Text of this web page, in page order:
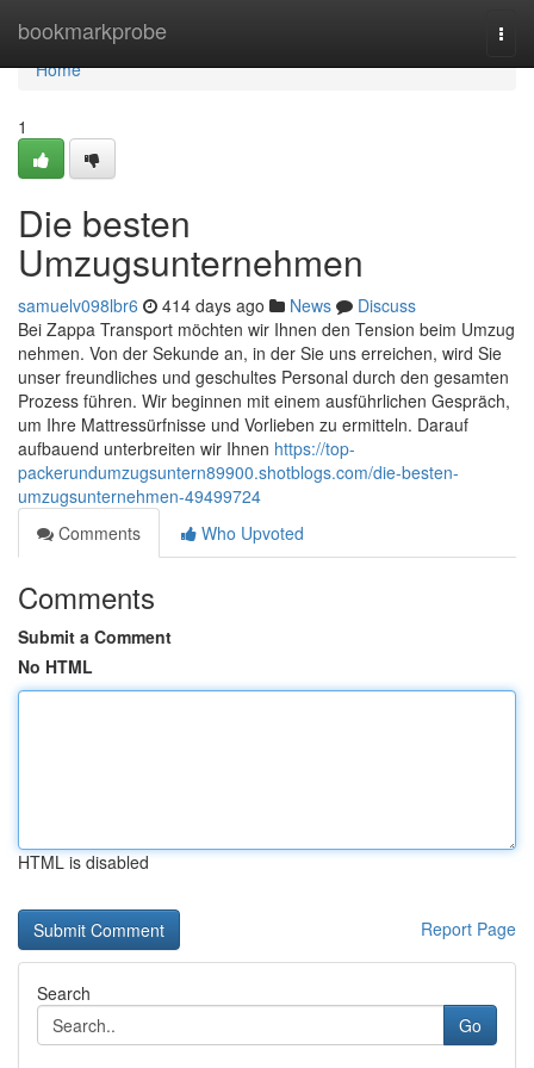
bookmarkprobe
Home
Home
1
Die besten
Umzugsunternehmen
samuelv098lbr6 414 days ago News
Discuss
Bei Zappa Transport möchten wir Ihnen den Tension beim Umzug
nehmen. Von der Sekunde an, in der Sie uns erreichen, wird Sie
unser freundliches und geschultes Personal durch den gesamten
Prozess führen. Wir beginnen mit einem ausführlichen Gespräch,
um Ihre Mattressürfnisse und Vorlieben zu ermitteln. Darauf
aufbauend unterbreiten wir Ihnen https://top-
packerundumzugsuntern89900.shotblogs.com/die-besten-
umzugsunternehmen-49499724
Comments
Who Upvoted
Comments
Submit a Comment
No HTML
HTML is disabled
Report Page
Search
Go